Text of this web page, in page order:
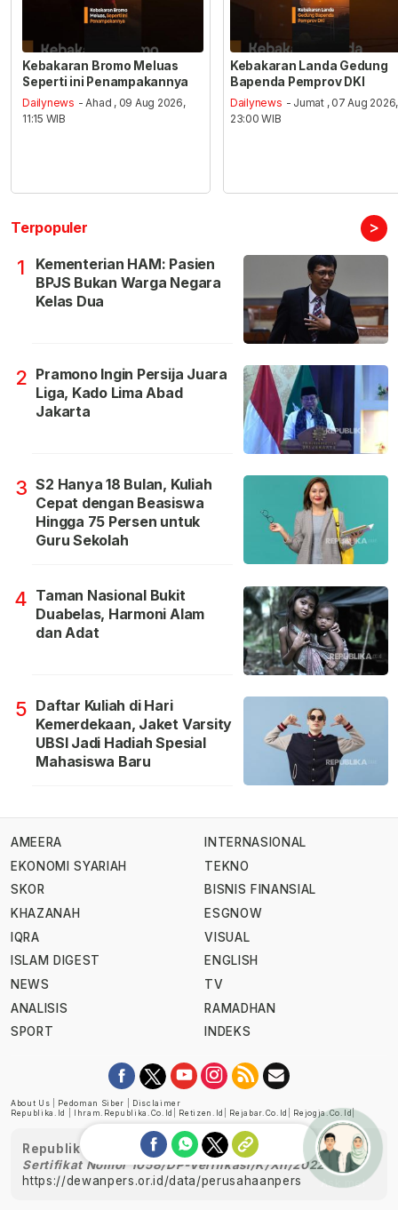
Kebakaran Bromo Meluas
Seperti ini Penampakannya
Dailynews - Ahad , 09 Aug 2026,
11:15 WIB
Kebakaran Landa Gedung
Bapenda Pemprov DKI
Dailynews - Jumat , 07 Aug 2026,
23:00 WIB
Terpopuler >
1
Kementerian HAM: Pasien
BPJS Bukan Warga Negara
Kelas Dua
2 Pramono Ingin Persija Juara
Liga, Kado Lima Abad
Jakarta
3 S2 Hanya 18 Bulan, Kuliah
Cepat dengan Beasiswa
Hingga 75 Persen untuk
Guru Sekolah
4 Taman Nasional Bukit
Duabelas, Harmoni Alam
dan Adat
5 Daftar Kuliah di Hari
Kemerdekaan, Jaket Varsity
UBSI Jadi Hadiah Spesial
Mahasiswa Baru
AMEERA
EKONOMI SYARIAH
SKOR
KHAZANAH
IQRA
ISLAM DIGEST
NEWS
ANALISIS
SPORT
INTERNASIONAL
TEKNO
BISNIS FINANSIAL
ESGNOW
VISUAL
ENGLISH
TV
RAMADHAN
INDEKS
About Us Pedoman Siber
Disclaimer
Republika.id
Ihram.republika.co.id Retizen.id Rejabar.co.id Rejogja.co.id
Republika telah diverifikasi oleh Dewan Pers
Sertifikat Nomor 1058/DP-Verifikasi/K/XII/2022
https://dewanpers.or.id/data/perusahaanpers
Ask me!